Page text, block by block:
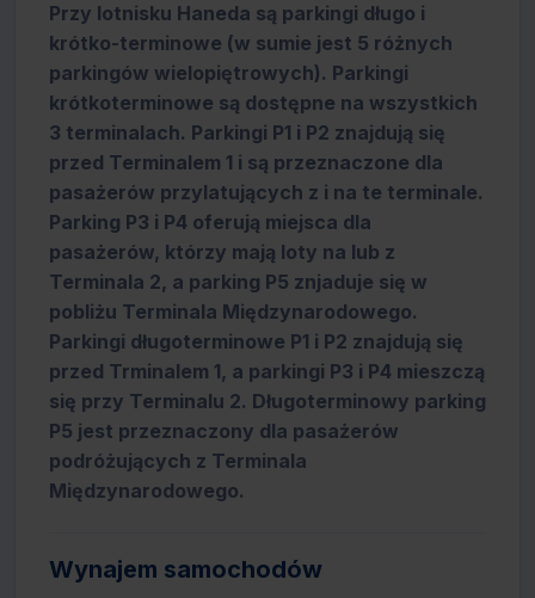
Przy lotnisku Haneda są parkingi długo i
krótko-terminowe (w sumie jest 5 różnych
parkingów wielopiętrowych). Parkingi
krótkoterminowe są dostępne na wszystkich
3 terminalach. Parkingi P1 i P2 znajdują się
przed Terminalem 1 i są przeznaczone dla
pasażerów przylatujących z i na te terminale.
Parking P3 i P4 oferują miejsca dla
pasażerów, którzy mają loty na lub z
Terminala 2, a parking P5 znjaduje się w
pobliżu Terminala Międzynarodowego.
Parkingi długoterminowe P1 i P2 znajdują się
przed Trminalem 1, a parkingi P3 i P4 mieszczą
się przy Terminalu 2. Długoterminowy parking
P5 jest przeznaczony dla pasażerów
podróżujących z Terminala
Międzynarodowego.
Wynajem samochodów